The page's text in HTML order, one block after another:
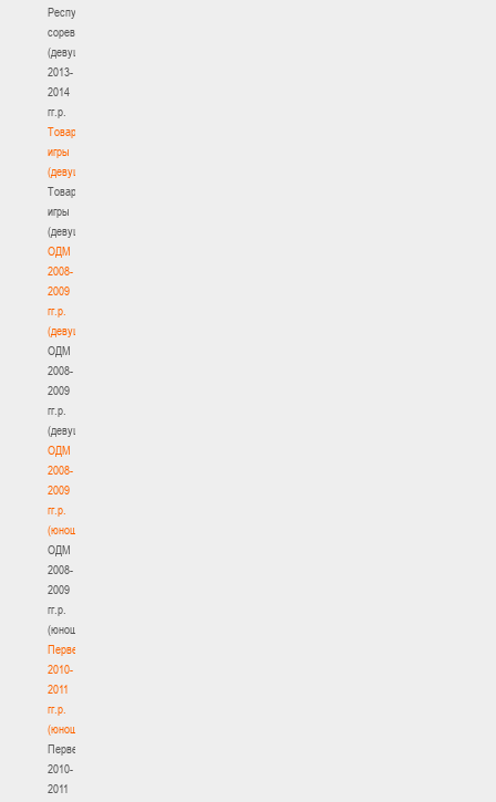
Республиканские
соревнования
(девушки)
2013-
2014
гг.р.
Товарищеские
игры
(девушки)
Товарищеские
игры
(девушки)
ОДМ
2008-
2009
гг.р.
(девушки)
ОДМ
2008-
2009
гг.р.
(девушки)
ОДМ
2008-
2009
гг.р.
(юноши)
ОДМ
2008-
2009
гг.р.
(юноши)
Первенство
2010-
2011
гг.р.
(юноши)
Первенство
2010-
2011